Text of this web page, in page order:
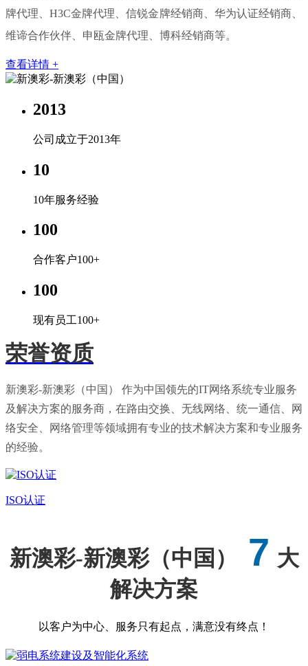
牌代理、H3C金牌代理、信锐金牌经销商、华为认证经销商、
维谛合作伙伴、申瓯金牌代理、博科经销商等。
查看详情 +
2013
公司成立于2013年
10
10年服务经验
100
合作客户100+
100
现有员工100+
荣誉资质
新澳彩-新澳彩（中国） 作为中国领先的IT网络系统专业服务
及解决方案的服务商，在路由交换、无线网络、统一通信、网
络安全、网络管理等领域拥有专业的技术解决方案和专业服务
的经验。
ISO认证
新澳彩-新澳彩（中国） 7 大
解决方案
以客户为中心、服务只有起点，满意没有终点！